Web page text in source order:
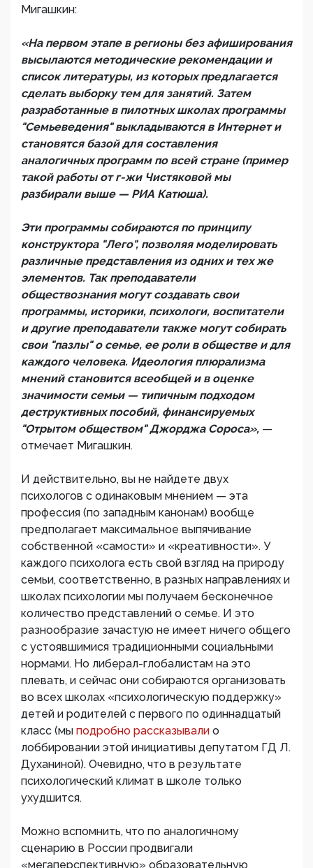
Мигашкин:
«На первом этапе в регионы без афиширования
высылаются методические рекомендации и
список литературы, из которых предлагается
сделать выборку тем для занятий. Затем
разработанные в пилотных школах программы
"Семьеведения" выкладываются в Интернет и
становятся базой для составления
аналогичных программ по всей стране (пример
такой работы от г-жи Чистяковой мы
разбирали выше — РИА Катюша).
Эти программы собираются по принципу
конструктора "Лего", позволяя моделировать
различные представления из одних и тех же
элементов. Так преподаватели
обществознания могут создавать свои
программы, историки, психологи, воспитатели
и другие преподаватели также могут собирать
свои "пазлы" о семье, ее роли в обществе и для
каждого человека. Идеология плюрализма
мнений становится всеобщей и в оценке
значимости семьи — типичным подходом
деструктивных пособий, финансируемых
"Отрытом обществом" Джорджа Сороса», —
отмечает Мигашкин.
И действительно, вы не найдете двух
психологов с одинаковым мнением — эта
профессия (по западным канонам) вообще
предполагает максимальное выпячивание
собственной «самости» и «креативности». У
каждого психолога есть свой взгляд на природу
семьи, соответственно, в разных направлениях и
школах психологии мы получаем бесконечное
количество представлений о семье. И это
разнообразие зачастую не имеет ничего общего
с устоявшимися традиционными социальными
нормами. Но либерал-глобалистам на это
плевать, и сейчас они собираются организовать
во всех школах «психологическую поддержку»
детей и родителей с первого по одиннадцатый
класс (мы подробно рассказывали о
лоббировании этой инициативы депутатом ГД Л.
Духаниной). Очевидно, что в результате
психологический климат в школе только
ухудшится.
Можно вспомнить, что по аналогичному
сценарию в России продвигали
«мегаперспективную» образовательную